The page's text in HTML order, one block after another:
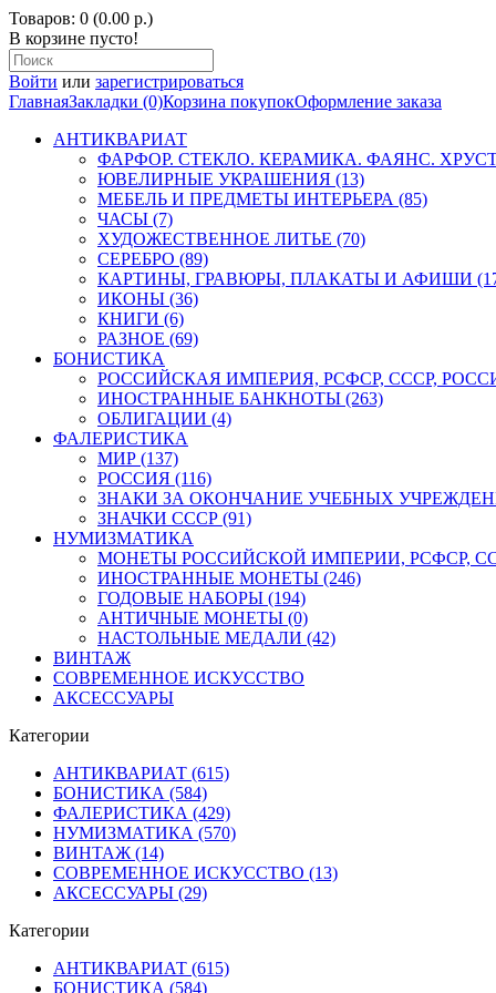
Товаров: 0 (0.00 р.)
В корзине пусто!
Войти или зарегистрироваться
ГлавнаяЗакладки (0)Корзина покупокОформление заказа
АНТИКВАРИАТ
ФАРФОР. СТЕКЛО. КЕРАМИКА. ФАЯНС.
ЮВЕЛИРНЫЕ УКРАШЕНИЯ (13)
МЕБЕЛЬ И ПРЕДМЕТЫ ИНТЕРЬЕРА (85)
ЧАСЫ (7)
ХУДОЖЕСТВЕННОЕ ЛИТЬЕ (70)
СЕРЕБРО (89)
КАРТИНЫ, ГРАВЮРЫ, ПЛАКАТЫ И АФИШИ
ИКОНЫ (36)
КНИГИ (6)
РАЗНОЕ (69)
БОНИСТИКА
РОССИЙСКАЯ ИМПЕРИЯ, РСФСР, СССР,
ИНОСТРАННЫЕ БАНКНОТЫ (263)
ОБЛИГАЦИИ (4)
ФАЛЕРИСТИКА
МИР (137)
РОССИЯ (116)
ЗНАКИ ЗА ОКОНЧАНИЕ УЧЕБНЫХ
ЗНАЧКИ СССР (91)
НУМИЗМАТИКА
МОНЕТЫ РОССИЙСКОЙ ИМПЕРИИ, РСФСР,
ИНОСТРАННЫЕ МОНЕТЫ (246)
ГОДОВЫЕ НАБОРЫ (194)
АНТИЧНЫЕ МОНЕТЫ (0)
НАСТОЛЬНЫЕ МЕДАЛИ (42)
ВИНТАЖ
СОВРЕМЕННОЕ ИСКУССТВО
АКСЕССУАРЫ
Категории
АНТИКВАРИАТ (615)
БОНИСТИКА (584)
ФАЛЕРИСТИКА (429)
НУМИЗМАТИКА (570)
ВИНТАЖ (14)
СОВРЕМЕННОЕ ИСКУССТВО (13)
АКСЕССУАРЫ (29)
Категории
АНТИКВАРИАТ (615)
БОНИСТИКА (584)